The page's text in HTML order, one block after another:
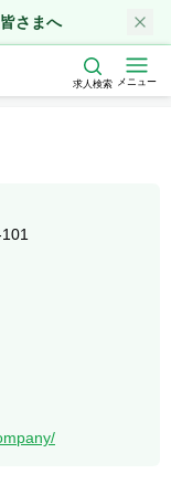
さまへ
求人検索 メニュー